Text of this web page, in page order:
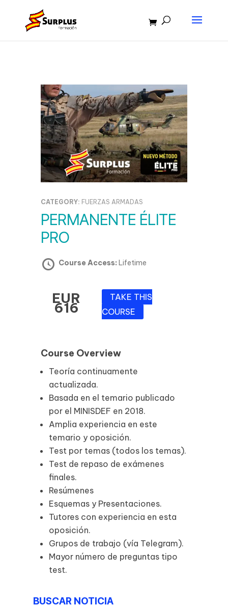
CATEGORY: FUERZAS ARMADAS
PERMANENTE ÉLITE
PRO
Course Access: Lifetime
EUR
616
TAKE THIS
COURSE
Course Overview
Teoría continuamente
actualizada.
Basada en el temario publicado
por el MINISDEF en 2018.
Amplia experiencia en este
temario y oposición.
Test por temas (todos los temas).
Test de repaso de exámenes
finales.
Resúmenes
Esquemas y Presentaciones.
Tutores con experiencia en esta
oposición.
Grupos de trabajo (vía Telegram).
Mayor número de preguntas tipo
test.
BUSCAR NOTICIA